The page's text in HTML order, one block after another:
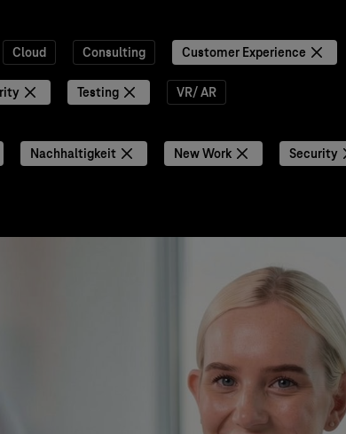
Cloud Consulting Customer Experience
Testing VR/ AR
Nachhaltigkeit New Work Security